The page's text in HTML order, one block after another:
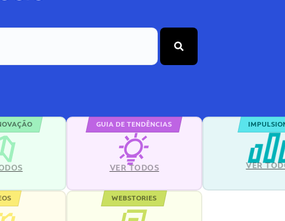
GUIA DE TENDÊNCIAS
VER TODOS VER
WEBSTORIES